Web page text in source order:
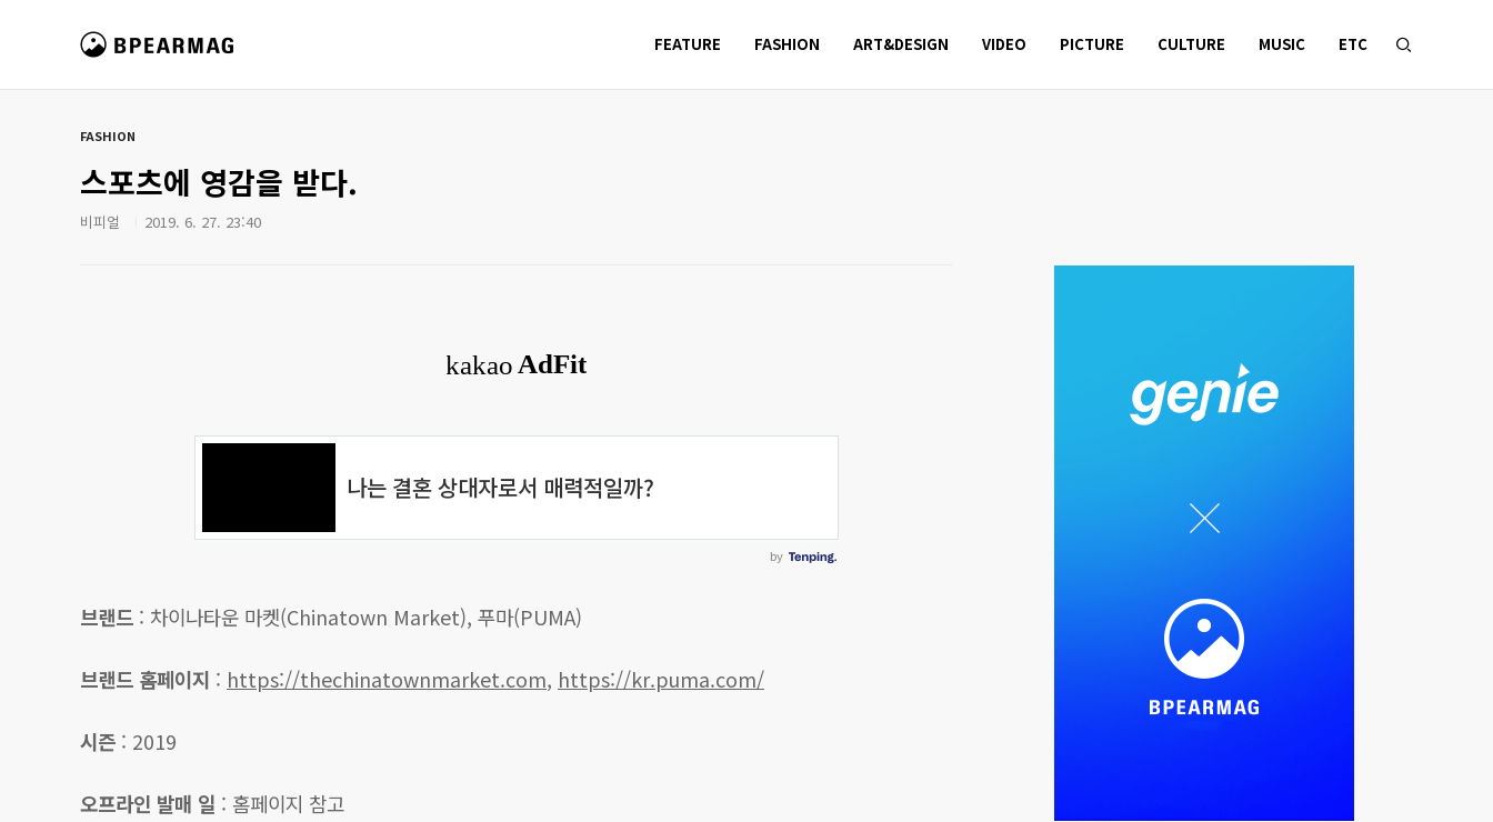
비피얼 매거진
FEATURE FASHION ART&DESIGN VIDEO PICTURE CULTURE MUSIC ETC
FASHION
스포츠에 영감을 받다.
비피얼 2019. 6. 27. 23:40
브랜드 : 차이나타운 마켓(Chinatown Market), 푸마(PUMA)
브랜드 홈페이지 : https://thechinatownmarket.com, https://kr.puma.com/
시즌 : 2019
오프라인 발매 일 : 홈페이지 참고